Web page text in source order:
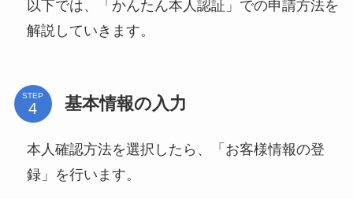
以下では、「かんたん本人認証」での申請方法を
解説していきます。
STEP 基本情報の入力
本人確認方法を選択したら、「お客様情報の登
録」を行います。